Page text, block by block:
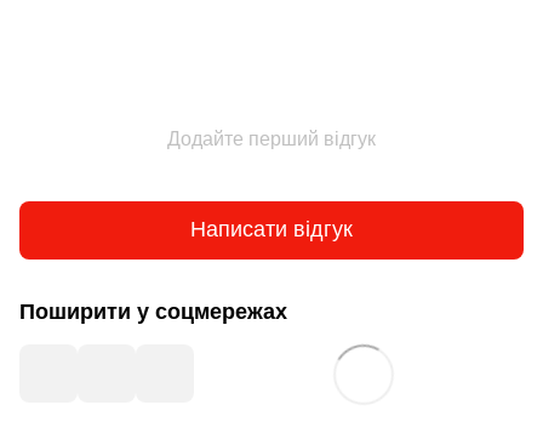
Додайте перший відгук
Написати відгук
Поширити у соцмережах